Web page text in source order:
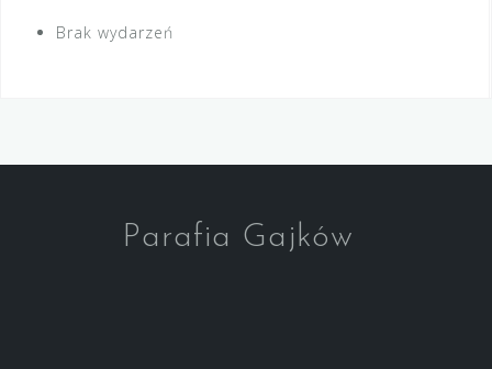
Brak wydarzeń
Parafia Gajków